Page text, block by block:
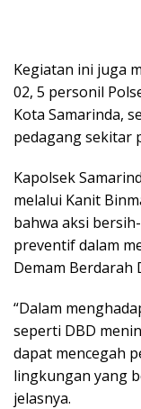
Kegiatan ini juga
02, 5 personil
Kota Samarinda,
pedagang sekitar
Kapolsek
melalui Kanit
bahwa aksi
preventif dalam
Demam Berdarah
“Dalam
seperti DBD
dapat mencegah
lingkungan yang
jelasnya.